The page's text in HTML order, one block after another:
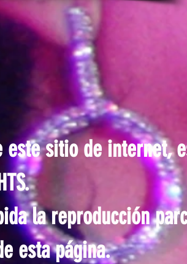
sitio de internet,
la reproducción
esta página.